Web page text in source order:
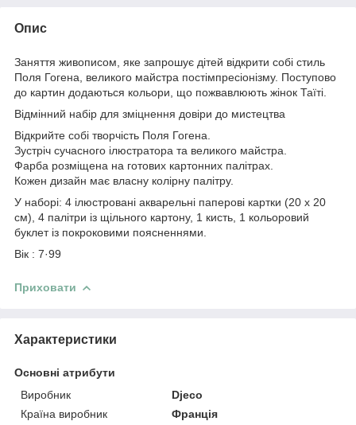
Опис
Заняття живописом, яке запрошує дітей відкрити собі стиль
Поля Гогена, великого майстра постімпресіонізму. Поступово
до картин додаються кольори, що пожвавлюють жінок Таїті.
Відмінний набір для зміцнення довіри до мистецтва
Відкрийте собі творчість Поля Гогена.
Зустріч сучасного ілюстратора та великого майстра.
Фарба розміщена на готових картонних палітрах.
Кожен дизайн має власну колірну палітру.
У наборі: 4 ілюстровані акварельні паперові картки (20 х 20
см), 4 палітри із щільного картону, 1 кисть, 1 кольоровий
буклет із покроковими поясненнями.
Вік : 7·99
Приховати
Характеристики
Основні атрибути
Виробник
Djeco
Країна виробник
Франція